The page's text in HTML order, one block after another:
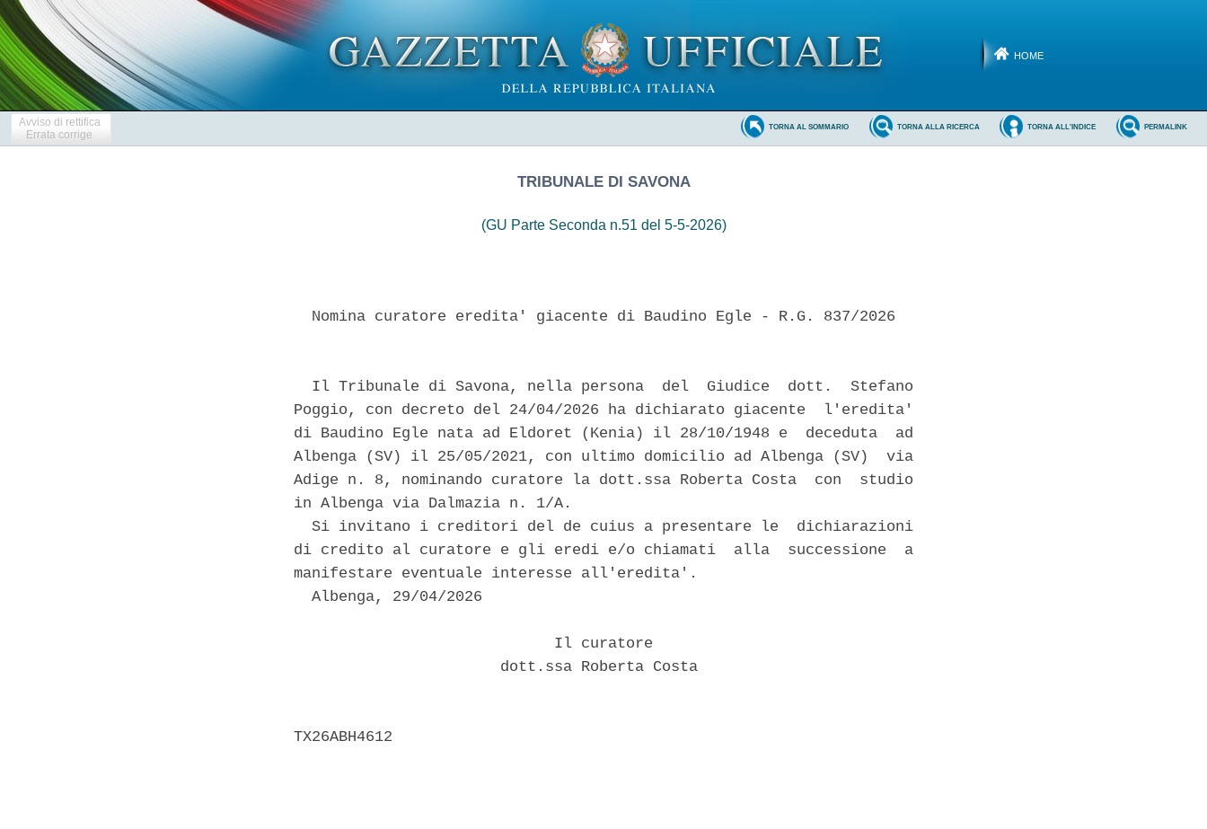
HOME
Avviso di rettifica
Errata corrige
PERMALINK
TORNA ALL'INDICE
TORNA ALLA RICERCA
TORNA AL SOMMARIO
TRIBUNALE DI SAVONA
(GU Parte Seconda n.51 del 5-5-2026)
  Nomina curatore eredita' giacente di Baudino Egle - R.G. 837/2026
  Il Tribunale di Savona, nella persona  del  Giudice  dott.  Stefano
Poggio, con decreto del 24/04/2026 ha dichiarato giacente  l'eredita'
di Baudino Egle nata ad Eldoret (Kenia) il 28/10/1948 e  deceduta  ad
Albenga (SV) il 25/05/2021, con ultimo domicilio ad Albenga (SV)  via
Adige n. 8, nominando curatore la dott.ssa Roberta Costa  con  studio
in Albenga via Dalmazia n. 1/A.
  Si invitano i creditori del de cuius a presentare le  dichiarazioni
di credito al curatore e gli eredi e/o chiamati  alla  successione  a
manifestare eventuale interesse all'eredita'.
  Albenga, 29/04/2026
                             Il curatore
                       dott.ssa Roberta Costa